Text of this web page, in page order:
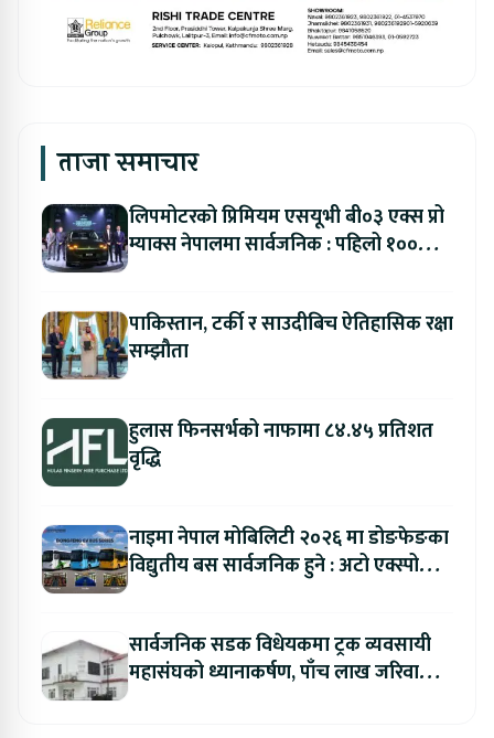
ताजा समाचार
लिपमोटरको प्रिमियम एसयूभी बी०३ एक्स प्रो
म्याक्स नेपालमा सार्वजनिक : पहिलो १००
पाकिस्तान, टर्की र साउदीबिच ऐतिहासिक रक्षा
सम्झौता
हुलास फिनसर्भको नाफामा ८४.४५ प्रतिशत
वृद्धि
नाइमा नेपाल मोबिलिटी २०२६ मा डोङफेङका
विद्युतीय बस सार्वजनिक हुने : अटो एक्स्पोमा
सार्वजनिक सडक विधेयकमा ट्रक व्यवसायी
महासंघको ध्यानाकर्षण, पाँच लाख जरिवाना